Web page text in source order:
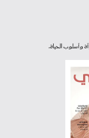
وأسلوب الحياة.